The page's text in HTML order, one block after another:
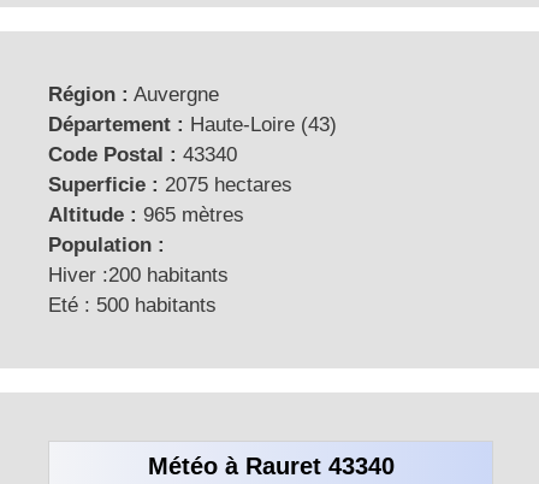
Région : Auvergne
Département : Haute-Loire (43)
Code Postal : 43340
Superficie : 2075 hectares
Altitude : 965 mètres
Population :
Hiver :200 habitants
Eté : 500 habitants
Météo à Rauret 43340